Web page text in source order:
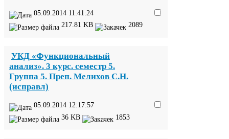
05 09 2014 11:41:24
217.81 KB 2089
УКД «Функциональный
анализ». 3 курс. семестр 5.
Группа 5. Преп. Мелихов С.Н.
(исправл)
05.09.2014 12:17:57
36 KB 1853